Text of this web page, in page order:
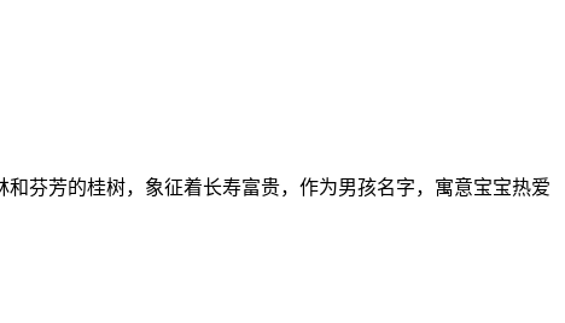
芬芳的桂树，象征着长寿富贵，作为男孩名字，寓意宝宝热爱